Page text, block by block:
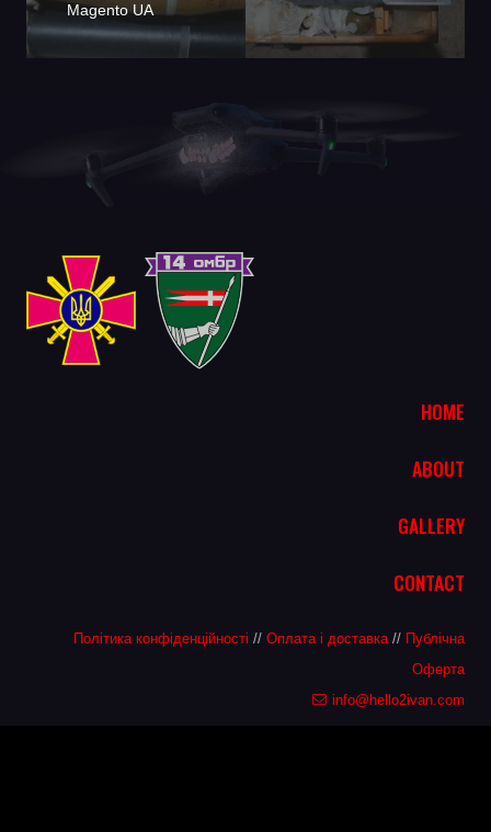
Magento UA
HOME
ABOUT
GALLERY
CONTACT
Політика конфіденційності // Оплата і доставка// Публічна
Оферта
info@hello2ivan.com